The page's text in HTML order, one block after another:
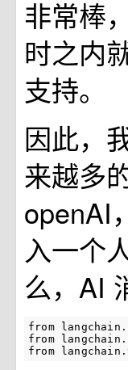
非常棒
时之内
支持。
因此，
来越多
openAI
入一个
么，AI
from
from
from